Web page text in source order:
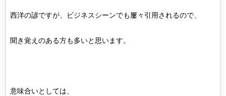
西洋の諺ですが、ビジネスシーンでも屢々引用されるので、
聞き覚えのある方も多いと思います。
意味合いとしては、